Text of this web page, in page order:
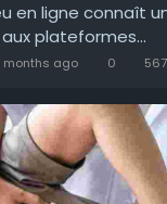
en ligne connaît
plateformes...
months ago 0 567